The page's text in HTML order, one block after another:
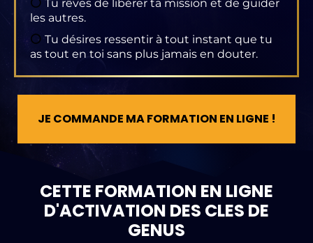
⚪ Tu rêves de libérer ta mission et de guider
les autres.
⚪ Tu désires ressentir à tout instant que tu
as tout en toi sans plus jamais en douter.
JE COMMANDE MA FORMATION EN LIGNE !
CETTE FORMATION EN LIGNE
D'ACTIVATION DES CLES DE
GENUS